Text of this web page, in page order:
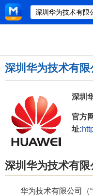
深圳华为技术有限
深圳
官方
址:
深圳华为技术有
华为技术有限公司（“